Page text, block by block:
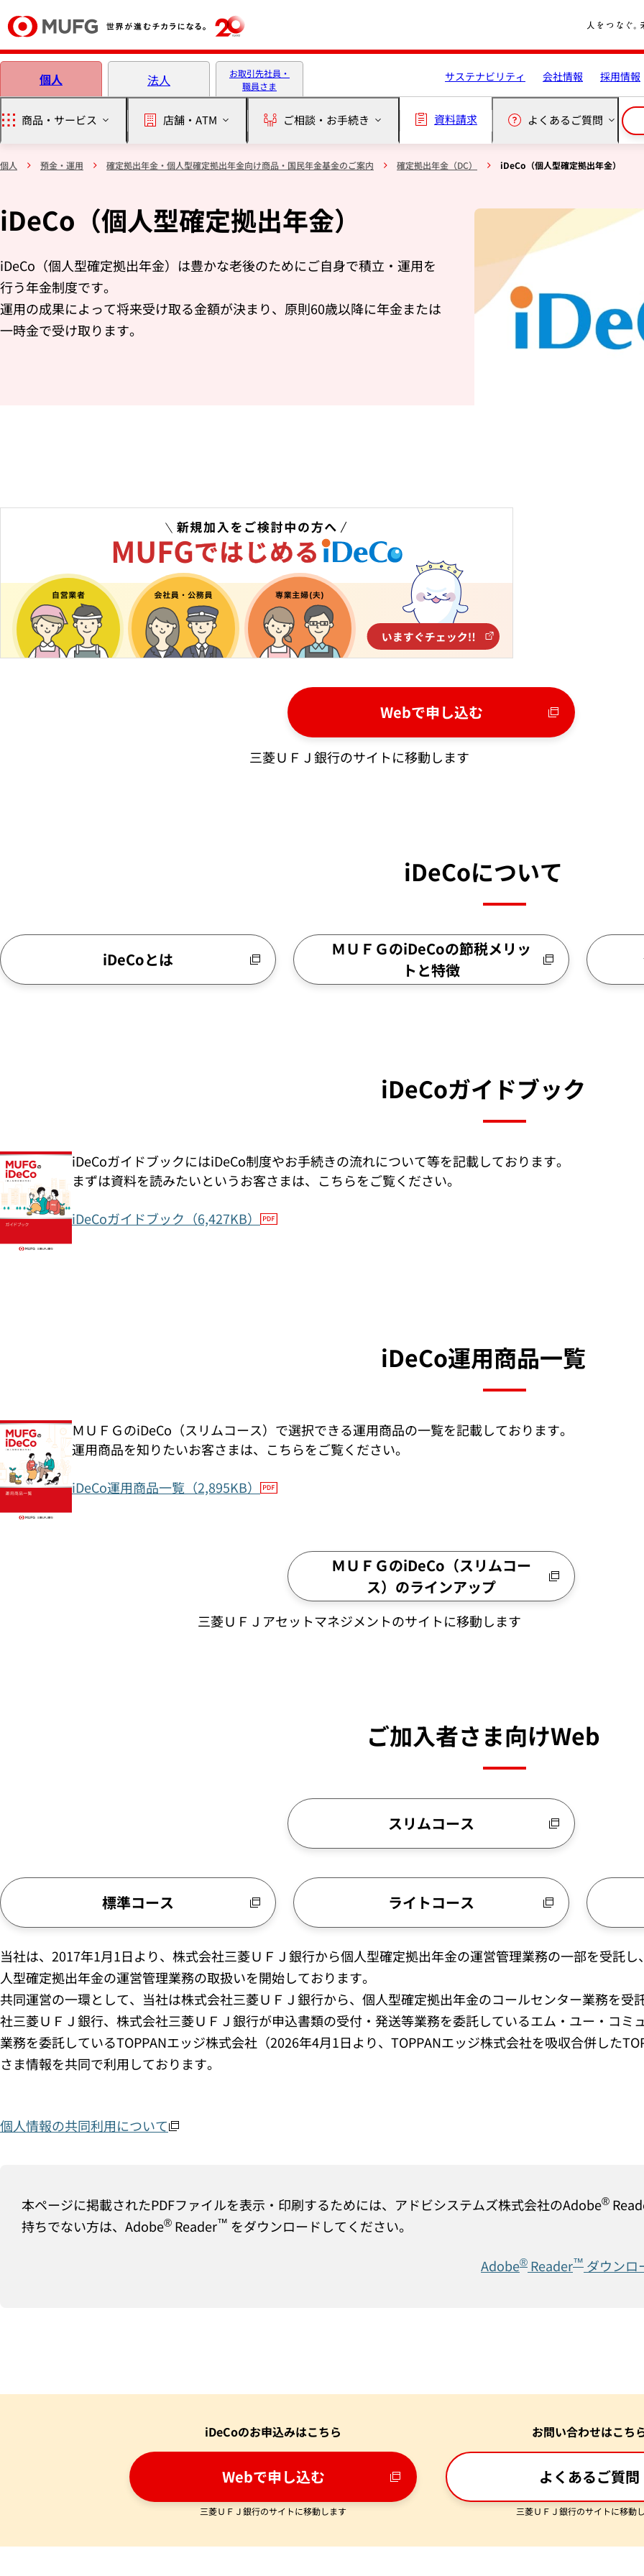
個人 法人
お取引先社員・
職員さま
サステナビリティ 会社情報 採用情報
商品・サービス 店舗・ATM ご相談・お手続き 資料請求 よくあるご質問
個人 預金・運用 確定拠出年金・個人型確定拠出年金向け商品・国民年金基金のご案内 確定拠出年金（DC） iDeCo（個人型確定拠出年金）
iDeCo（個人型確定拠出年金）
iDeCo（個人型確定拠出年金）は豊かな老後のためにご自身で積立・運用を
行う年金制度です。
運用の成果によって将来受け取る金額が決まり、原則60歳以降に年金または
一時金で受け取ります。
Webで申し込む
三菱ＵＦＪ銀行のサイトに移動します
iDeCoについて
iDeCoとは
ＭＵＦＧのiDeCoの節税メリッ
トと特徴
iDeCoガイドブック
iDeCoガイドブックにはiDeCo制度やお手続きの流れについて等を記載しております。
まずは資料を読みたいというお客さまは、こちらをご覧ください。
iDeCoガイドブック（6,427KB）
iDeCo運用商品一覧
ＭＵＦＧのiDeCo（スリムコース）で選択できる運用商品の一覧を記載しております。
運用商品を知りたいお客さまは、こちらをご覧ください。
iDeCo運用商品一覧（2,895KB）
ＭＵＦＧのiDeCo（スリムコー
ス）のラインアップ
三菱ＵＦＪアセットマネジメントのサイトに移動します
ご加入者さま向けWeb
スリムコース
標準コース ライトコース
当社は、2017年1月1日より、株式会社三菱ＵＦＪ銀行から個人型確定拠出年金の運営管理業務の一部を受託
人型確定拠出年金の運営管理業務の取扱いを開始しております。
共同運営の一環として、当社は株式会社三菱ＵＦＪ銀行から、個人型確定拠出年金のコールセンター業務を受
社三菱ＵＦＪ銀行、株式会社三菱ＵＦＪ銀行が申込書類の受付・発送等業務を委託しているエム・ユー・コミ
業務を委託しているTOPPANエッジ株式会社（2026年4月1日より、TOPPANエッジ株式会社を吸収合併した
さま情報を共同で利用しております。
個人情報の共同利用について
本ページに掲載されたPDFファイルを表示・印刷するためには、アドビシステムズ株式会社のAdobe®
持ちでない方は、Adobe® Reader™ をダウンロードしてください。
Adobe® Reader™ ダウンロ
iDeCoのお申込みはこちら
Webで申し込む
三菱ＵＦＪ銀行のサイトに移動します
お問い合わせはこち
よくあるご質問
三菱ＵＦＪ銀行のサイトに移動